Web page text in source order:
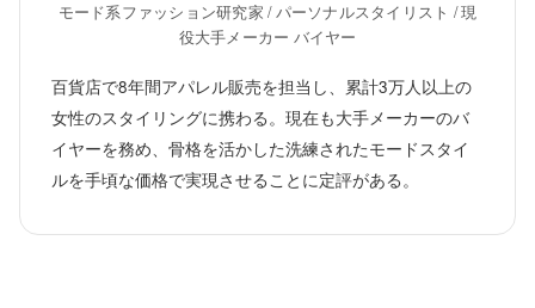
モード系ファッション研究家 / パーソナルスタイリスト / 現
役大手メーカー バイヤー
百貨店で8年間アパレル販売を担当し、累計3万人以上の
女性のスタイリングに携わる。現在も大手メーカーのバ
イヤーを務め、骨格を活かした洗練されたモードスタイ
ルを手頃な価格で実現させることに定評がある。